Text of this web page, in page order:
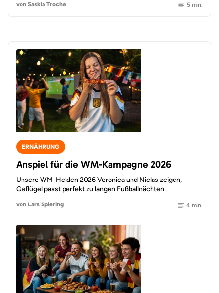
von Saskia Troche 5 min.
ERNÄHRUNG
Anspiel für die WM-Kampagne 2026
Unsere WM-Helden 2026 Veronica und Niclas zeigen,
Geflügel passt perfekt zu langen Fußballnächten.
von Lars Spiering 4 min.